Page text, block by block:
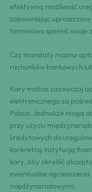
efektywną możliwość
zapewniając
terminowo spełnić swoje
Czy mandaty można
rachunków bankowych
Kary można zazwyczaj
elektronicznego za
Polsce. Jednakże mogą
przy użyciu
kredytowych do
konkretną instytucją
kary, aby określić
ewentualne
międzynarodowymi.